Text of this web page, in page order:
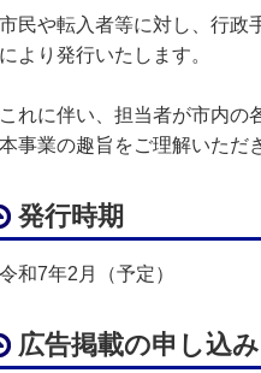
市民や転入者等に対し、行政
により発行いたします。
これに伴い、担当者が市内の
本事業の趣旨をご理解いただ
発行時期
令和7年2月（予定）
広告掲載の申し込